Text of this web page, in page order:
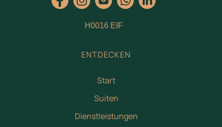
H0016 EIF
ENTDECKEN
Start
Suiten
Dienstleistungen